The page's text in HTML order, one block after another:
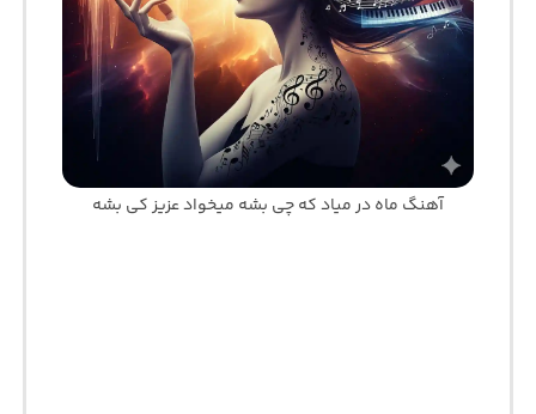
آهنگ ماه در میاد که چی بشه میخواد عزیز کی بشه